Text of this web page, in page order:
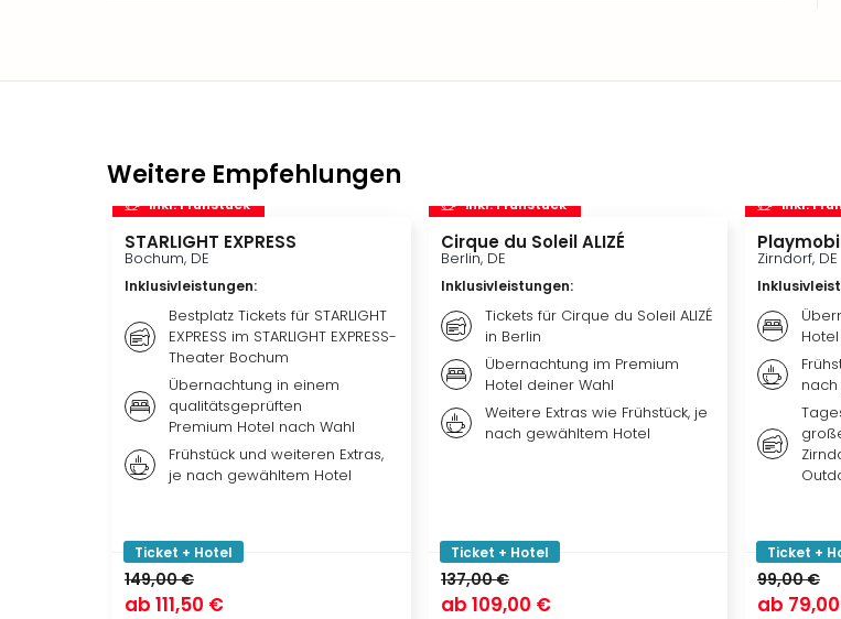
Weitere Empfehlungen
inkl. Frühstück
STARLIGHT EXPRESS
Bochum, DE
Inklusivleistungen:
Bestplatz Tickets für STARLIGHT
EXPRESS im STARLIGHT EXPRESS-
Theater Bochum
Übernachtung in einem
qualitätsgeprüften
Premium Hotel nach Wahl
Frühstück und weiteren Extras,
je nach gewähltem Hotel
Ticket + Hotel
149,00 €
ab 111,50 €
inkl. Frühstück
Cirque du Soleil ALIZÉ
Berlin, DE
Inklusivleistungen:
Tickets für Cirque du Soleil ALIZÉ
in Berlin
Übernachtung im Premium
Hotel deiner Wahl
Weitere Extras wie Frühstück, je
nach gewähltem Hotel
Ticket + Hotel
137,00 €
ab 109,00 €
inkl.
Zirndorf, DE
Ticket +
99,00 €
ab